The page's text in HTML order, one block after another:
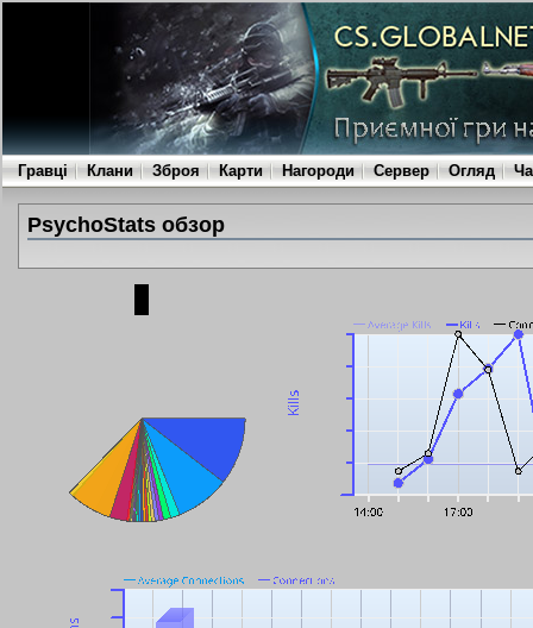
Гравці Клани Зброя Карти Нагороди Сервер Огляд
PsychoStats обзор